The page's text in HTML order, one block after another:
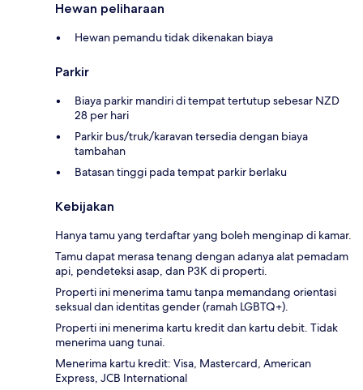
Hewan peliharaan
Hewan pemandu tidak dikenakan biaya
Parkir
Biaya parkir mandiri di tempat tertutup sebesar NZD
28 per hari
Parkir bus/truk/karavan tersedia dengan biaya
tambahan
Batasan tinggi pada tempat parkir berlaku
Kebijakan
Hanya tamu yang terdaftar yang boleh menginap di kamar.
Tamu dapat merasa tenang dengan adanya alat pemadam
api, pendeteksi asap, dan P3K di properti.
Properti ini menerima tamu tanpa memandang orientasi
seksual dan identitas gender (ramah LGBTQ+).
Properti ini menerima kartu kredit dan kartu debit. Tidak
menerima uang tunai.
Menerima kartu kredit: Visa, Mastercard, American
Express, JCB International